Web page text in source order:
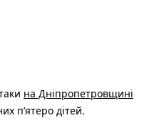
на Дніпропетровщині
п’ятеро дітей.